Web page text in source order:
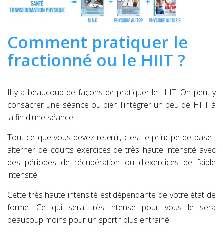
Comment pratiquer le
fractionné ou le HIIT ?
Il y a beaucoup de façons de pratiquer le HIIT. On peut y
consacrer une séance ou bien l'intégrer un peu de HIIT à
la fin d'une séance.
Tout ce que vous devez retenir, c'est le principe de base :
alterner de courts exercices de très haute intensité avec
des périodes de récupération ou d'exercices de faible
intensité.
Cette très haute intensité est dépendante de votre état de
forme. Ce qui sera très intense pour vous le sera
beaucoup moins pour un sportif plus entrainé.